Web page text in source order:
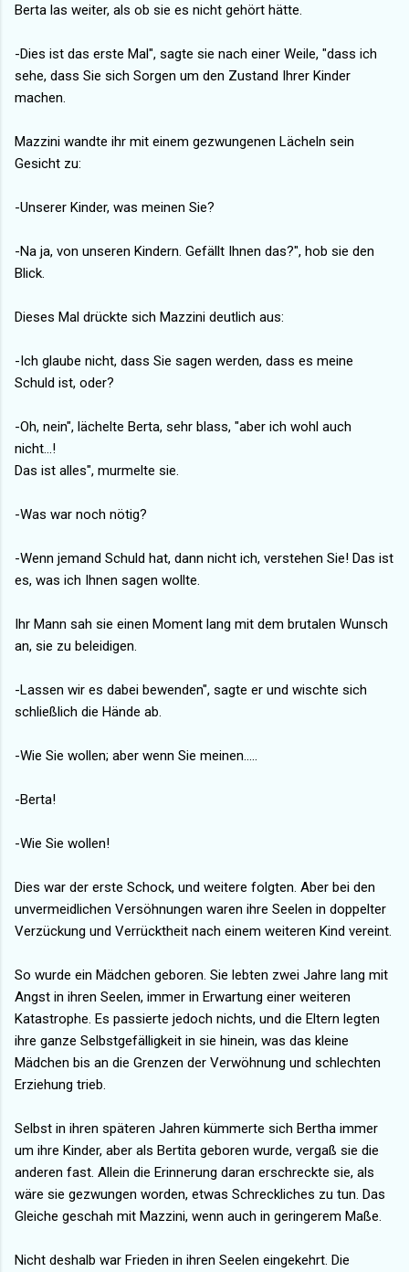
Berta las weiter, als ob sie es nicht gehört hätte.
-Dies ist das erste Mal", sagte sie nach einer Weile, "dass ich
sehe, dass Sie sich Sorgen um den Zustand Ihrer Kinder
machen.
Mazzini wandte ihr mit einem gezwungenen Lächeln sein
Gesicht zu:
-Unserer Kinder, was meinen Sie?
-Na ja, von unseren Kindern. Gefällt Ihnen das?", hob sie den
Blick.
Dieses Mal drückte sich Mazzini deutlich aus:
-Ich glaube nicht, dass Sie sagen werden, dass es meine
Schuld ist, oder?
-Oh, nein", lächelte Berta, sehr blass, "aber ich wohl auch
nicht...!
Das ist alles", murmelte sie.
-Was war noch nötig?
-Wenn jemand Schuld hat, dann nicht ich, verstehen Sie! Das ist
es, was ich Ihnen sagen wollte.
Ihr Mann sah sie einen Moment lang mit dem brutalen Wunsch
an, sie zu beleidigen.
-Lassen wir es dabei bewenden", sagte er und wischte sich
schließlich die Hände ab.
-Wie Sie wollen; aber wenn Sie meinen.....
-Berta!
-Wie Sie wollen!
Dies war der erste Schock, und weitere folgten. Aber bei den
unvermeidlichen Versöhnungen waren ihre Seelen in doppelter
Verzückung und Verrücktheit nach einem weiteren Kind vereint.
So wurde ein Mädchen geboren. Sie lebten zwei Jahre lang mit
Angst in ihren Seelen, immer in Erwartung einer weiteren
Katastrophe. Es passierte jedoch nichts, und die Eltern legten
ihre ganze Selbstgefälligkeit in sie hinein, was das kleine
Mädchen bis an die Grenzen der Verwöhnung und schlechten
Erziehung trieb.
Selbst in ihren späteren Jahren kümmerte sich Bertha immer
um ihre Kinder, aber als Bertita geboren wurde, vergaß sie die
anderen fast. Allein die Erinnerung daran erschreckte sie, als
wäre sie gezwungen worden, etwas Schreckliches zu tun. Das
Gleiche geschah mit Mazzini, wenn auch in geringerem Maße.
Nicht deshalb war Frieden in ihren Seelen eingekehrt. Die